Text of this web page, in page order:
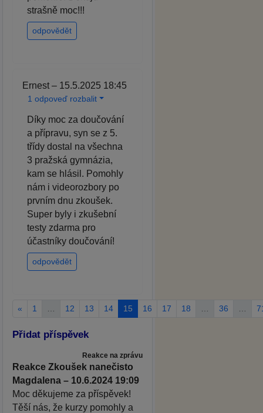
strašně moc!!!
odpovědět
Ernest – 15.5.2025 18:45
1 odpoveď rozbalit
Díky moc za doučování
a přípravu, syn se z 5.
třídy dostal na všechna
3 pražská gymnázia,
kam se hlásil. Pomohly
nám i videorozbory po
prvním dnu zkoušek.
Super byly i zkušební
testy zdarma pro
účastníky doučování!
odpovědět
« 1 12 13 14 15 16 17 18 36
Přidat příspěvek
Reakce na zprávu
Reakce Zkoušek nanečisto
Magdalena – 10.6.2024 19:09
Moc děkujeme za příspěvek!
Těší nás, že kurzy pomohly a